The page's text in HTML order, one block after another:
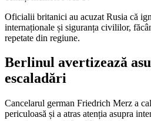
Oficialii britanici au acuzat Rusia că
internaționale și siguranța civililor,
repetate din regiune.
Berlinul avertizează
escaladări
Cancelarul german Friedrich Merz a
periculoasă și a atras atenția asupra